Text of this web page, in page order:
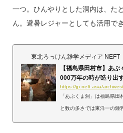
一つ。ひんやりとした洞内は、た
ん。避暑レジャーとしても活用で
東北ろっけん雑学メディア NEFT
【福島県田村市】あ
000万年の時が造り出
https://jp.neft.asia/
「あぶくま洞」は福島県
と数の多さでは東洋一の鍾